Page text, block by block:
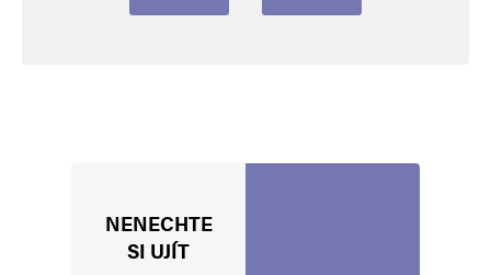
NENECHTE
SI UJÍT